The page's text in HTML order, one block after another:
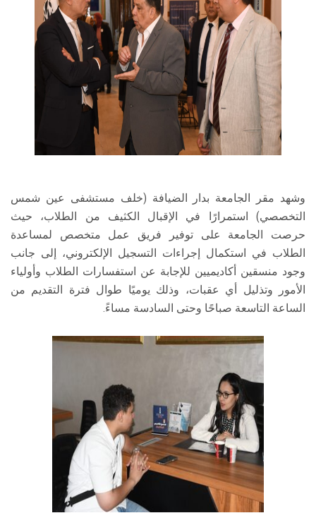
وشهد مقر الجامعة بدار الضيافة (خلف مستشفى عين شمس
التخصصي) استمرارًا في الإقبال الكثيف من الطلاب، حيث
حرصت الجامعة على توفير فريق عمل متخصص لمساعدة
الطلاب في استكمال إجراءات التسجيل الإلكتروني، إلى جانب
وجود منسقين أكاديميين للإجابة عن استفسارات الطلاب وأولياء
الأمور وتذليل أي عقبات، وذلك يوميًا طوال فترة التقديم من
الساعة التاسعة صباحًا وحتى السادسة مساءً.